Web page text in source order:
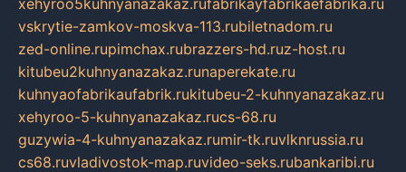
xehyroo5kuhnyanazakaz.rufabrikayfabrikaefabrika.ru
vskrytie-zamkov-moskva-113.rubiletnadom.ru
zed-online.rupimchax.rubrazzers-hd.ruz-host.ru
kitubeu2kuhnyanazakaz.runaperekate.ru
kuhnyaofabrikaufabrik.rukitubeu-2-kuhnyanazakaz.ru
xehyroo-5-kuhnyanazakaz.rucs-68.ru
guzywia-4-kuhnyanazakaz.rumir-tk.ruvlknrussia.ru
cs68.ruvladivostok-map.ruvideo-seks.rubankaribi.ru